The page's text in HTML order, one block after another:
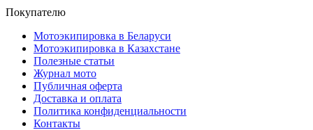
Покупателю
Мотоэкипировка в Беларуси
Мотоэкипировка в Казахстане
Полезные статьи
Журнал мото
Публичная оферта
Доставка и оплата
Политика конфиденциальности
Контакты